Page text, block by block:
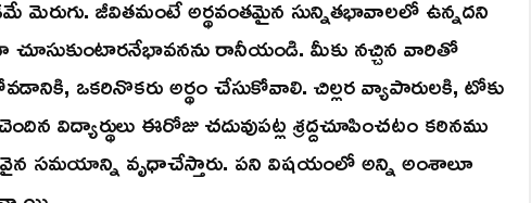
జీవితమంటే అర్థవంతమైన సున్నితభావాలలో ఉన్నదని
చూసుకుంటారనేభావనను రానీయండి. మీకు నచ్చిన వారితో
ఒకరినొకరు అర్థం చేసుకోవాలి. చిల్లర వ్యాపారులకి, టోకు
విద్యార్థులు ఈరోజు చదువుపట్ల శ్రద్దచూపించటం కఠినము
సమయాన్ని వృధాచేస్తారు. పని విషయంలో అన్ని అంశాలూ